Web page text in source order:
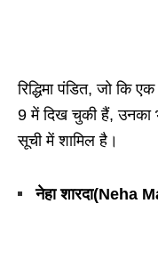
रिद्धिमा पंडित, जो कि
9 में दिख चुकी हैं, उनका
सूची में शामिल है।
नेहा शारदा(Neha